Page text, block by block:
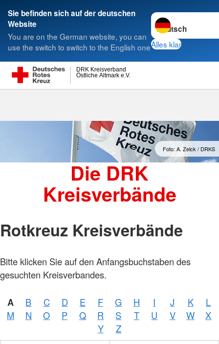
Sie befinden sich auf der deutschen
Website
You are on the German website, you can
use the switch to switch to the English one
Sprache wechseln
Alles klar
Östliche Altmark e.V.
DRK Kreisverband
Suche
Kreisverbände
Foto: A. Zelck / DRKS
Die DRK
Kreisverbände
Rotkreuz Kreisverbände
Bitte klicken Sie auf den Anfangsbuchstaben des
gesuchten Kreisverbandes.
A B C D E F G H I J K
L
M
N O P Q R S T U V W
X
Y
Z